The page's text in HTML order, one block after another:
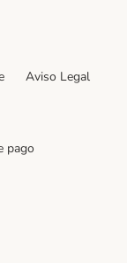
Aviso Legal
pago